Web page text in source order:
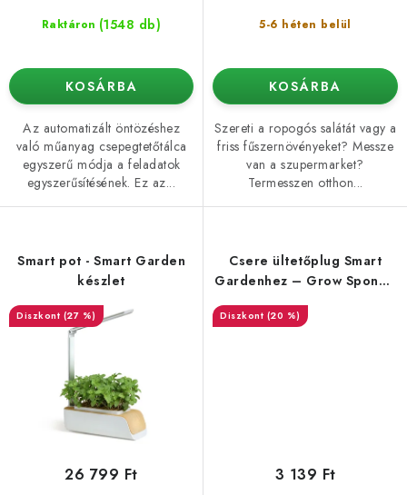
Raktáron (1548 db)
KOSÁRBA
Az automatizált öntözéshez
való műanyag csepegtetőtálca
egyszerű módja a feladatok
egyszerűsítésének. Ez az...
5-6 héten belül
KOSÁRBA
Szereti a ropogós salátát vagy a
friss fűszernövényeket? Messze
van a szupermarket?
Termesszen otthon...
Smart pot - Smart Garden
készlet
(27 %)
26 799 Ft
Csere ültetőplug Smart
Gardenhez – Grow Sponge
(12 db csomag)
(20 %)
3 139 Ft